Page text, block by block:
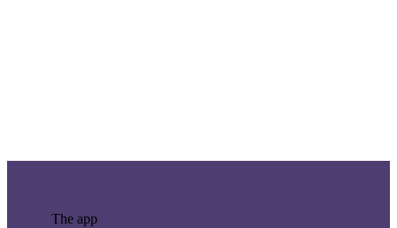
The app